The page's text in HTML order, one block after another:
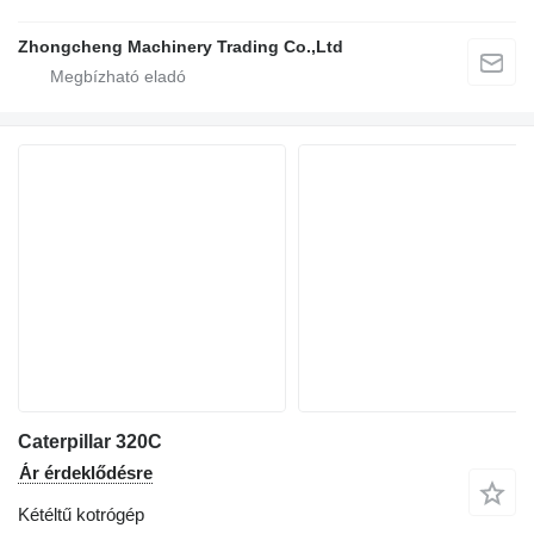
Zhongcheng Machinery Trading Co.,Ltd
Caterpillar 320C
Ár érdeklődésre
Kétéltű kotrógép